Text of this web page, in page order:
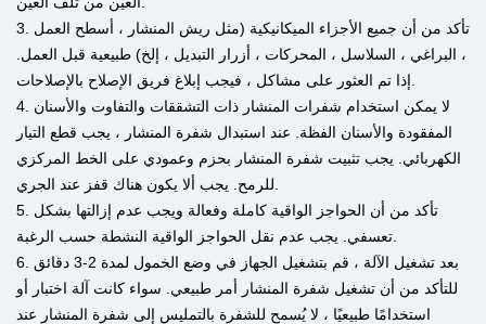
3. تأكد من أن جميع الأجزاء الميكانيكية (مثل ريش المنشار ، أسطح العمل
، البراغي ، السلاسل ، المحركات ، أزرار التبديل ، إلخ) طبيعية قبل العمل.
4. لا يمكن استخدام شفرات المنشار ذات التشققات والتفاوت والأسنان
المفقودة والأسنان الفظة. عند استبدال شفرة المنشار ، يجب قطع التيار
الكهربائي. يجب تثبيت شفرة المنشار بحزم وعمودي على الخط المركزي
5. تأكد من أن الحواجز الواقية كاملة وفعالة ويجب عدم إزالتها بشكل
6. بعد تشغيل الآلة ، قم بتشغيل الجهاز في وضع الخمول لمدة 2-3 دقائق
للتأكد من أن تشغيل شفرة المنشار أمر طبيعي. سواء كانت آلة اختبار أو
استخدامًا طبيعيًا ، لا يُسمح للشفرة بالتمليس إلى شفرة المنشار عند